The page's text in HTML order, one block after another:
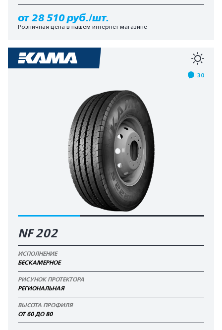
от 28 510 руб./шт.
Розничная цена в нашем интернет-магазине
30
NF 202
ИСПОЛНЕНИЕ
БЕСКАМЕРНОЕ
РИСУНОК ПРОТЕКТОРА
РЕГИОНАЛЬНАЯ
ВЫСОТА ПРОФИЛЯ
ОТ 60 ДО 80